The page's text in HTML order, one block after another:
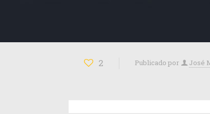
2 Publicado por José